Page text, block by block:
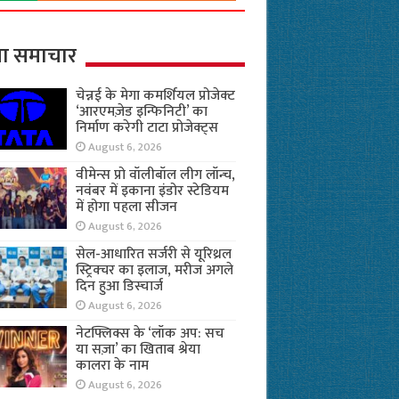
समाचार
चेन्नई के मेगा कमर्शियल प्रोजेक्ट
‘आरएमज़ेड इन्फिनिटी’ का
निर्माण करेगी टाटा प्रोजेक्ट्स
August 6, 2026
वीमेन्स प्रो वॉलीबॉल लीग लॉन्च,
नवंबर में इकाना इंडोर स्टेडियम
में होगा पहला सीजन
August 6, 2026
सेल-आधारित सर्जरी से यूरिथ्रल
स्ट्रिक्चर का इलाज, मरीज अगले
दिन हुआ डिस्चार्ज
August 6, 2026
नेटफ्लिक्स के ‘लॉक अप: सच
या सज़ा’ का खिताब श्रेया
कालरा के नाम
August 6, 2026